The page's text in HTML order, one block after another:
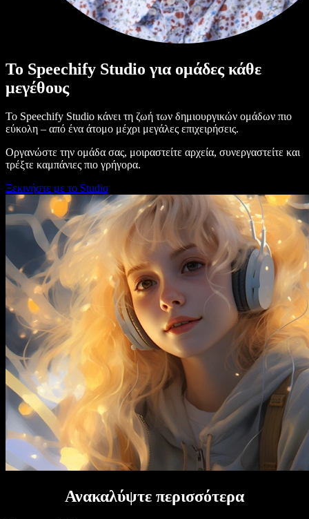
Το Speechify Studio για ομάδες κάθε
μεγέθους
Το Speechify Studio κάνει τη ζωή των δημιουργικών ομάδων πιο
εύκολη – από ένα άτομο μέχρι μεγάλες επιχειρήσεις.
Οργανώστε την ομάδα σας, μοιραστείτε αρχεία, συνεργαστείτε και
τρέξτε καμπάνιες πιο γρήγορα.
Ξεκινήστε με το Studio
Ανακαλύψτε περισσότερα